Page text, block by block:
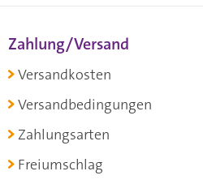
Zahlung/Versand
Versandkosten
Versandbedingungen
Zahlungsarten
Freiumschlag